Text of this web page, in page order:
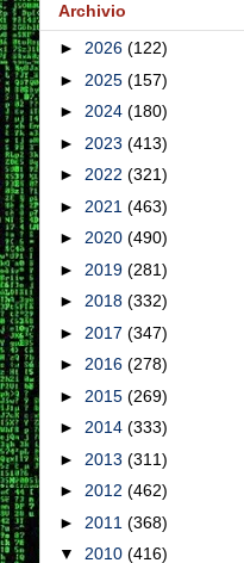
Archivio
► 2026 (122)
► 2025 (157)
► 2024 (180)
► 2023 (413)
► 2022 (321)
► 2021 (463)
► 2020 (490)
► 2019 (281)
► 2018 (332)
► 2017 (347)
► 2016 (278)
► 2015 (269)
► 2014 (333)
► 2013 (311)
► 2012 (462)
► 2011 (368)
▼ 2010 (416)